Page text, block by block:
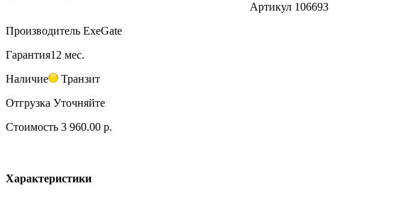
Артикул 106693
Производитель ExeGate
Гарантия12 мес.
Наличие
Транзит
Отгрузка Уточняйте
Стоимость 3 960.00 р.
Характеристики